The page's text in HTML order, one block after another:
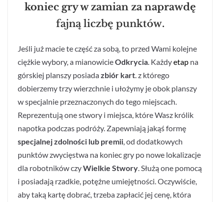
koniec gry w zamian za naprawdę
fajną liczbę punktów.
Jeśli już macie te częśćza sobą, to przed Wami kolejne
ciężkie wybory, a mianowicieOdkrycia . Każdyetap na
górskiej planszy posiadazbiór kart . z którego
dobierzemy trzy wierzchnie i ułożymy je obok planszy
w specjalnie przeznaczonych do tego miejscach.
Reprezentują one stwory i miejsca, które Wasz królik
napotka podczas podróży. Zapewniają jakąś formę
specjalnej zdolności lub premii , od dodatkowych
punktów zwycięstwa na koniec gry po nowe lokalizacje
dla robotników czyWielkie Stwory . Służą one pomocą
i posiadają rzadkie, potężne umiejętności. Oczywiście,
aby taką kartę dobrać, trzeba zapłacić jej cenę, która